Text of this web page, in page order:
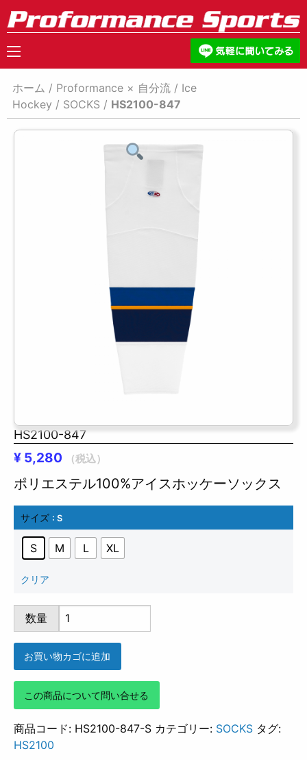
ホーム / Proformance × 自分流 / Ice
Hockey / SOCKS / HS2100-847
HS2100-847
¥ 5,280 （税込）
ポリエステル100%アイスホッケーソックス
サイズ : S
S M L XL
クリア
HS2100-
847
個
数量
お買い物カゴに追加
この商品について問い合せる
商品コード: HS2100-847-S カテゴリー: SOCKS タグ:
HS2100